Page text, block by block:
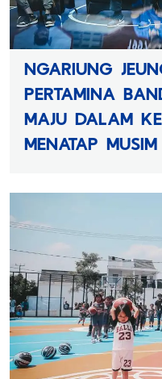
NGARIUNG
PERTAMINA
MAJU DALAM
MENATAP